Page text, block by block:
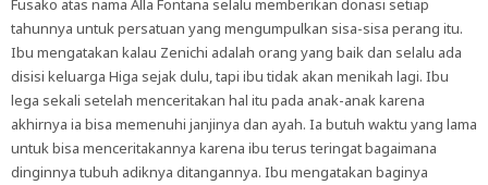
Fusako atas nama Alla Fontana selalu memberikan donasi setiap
tahunnya untuk persatuan yang mengumpulkan sisa-sisa perang itu.
Ibu mengatakan kalau Zenichi adalah orang yang baik dan selalu ada
disisi keluarga Higa sejak dulu, tapi ibu tidak akan menikah lagi. Ibu
lega sekali setelah menceritakan hal itu pada anak-anak karena
akhirnya ia bisa memenuhi janjinya dan ayah. Ia butuh waktu yang lama
untuk bisa menceritakannya karena ibu terus teringat bagaimana
dinginnya tubuh adiknya ditangannya. Ibu mengatakan baginya